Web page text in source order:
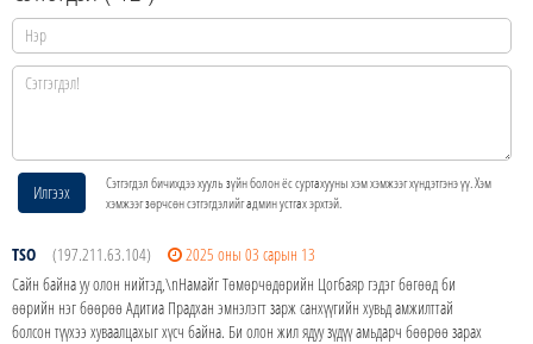
Илгээх
Сэтгэгдэл бичихдээ хууль зүйн болон ёс суртахууны хэм хэмжээг хүндэтгэнэ үү. Хэм
хэмжээг зөрчсөн сэтгэгдэлийг админ устгах эрхтэй.
TSO (197.211.63.104)
2025 оны 03 сарын 13
Сайн байна уу олон нийтэд,\nНамайг Төмөрчөдөрийн Цогбаяр гэдэг бөгөөд би
өөрийн нэг бөөрөө Адитиа Прадхан эмнэлэгт зарж санхүүгийн хувьд амжилттай
болсон түүхээ хуваалцахыг хүсч байна. Би олон жил ядуу зүдүү амьдарч бөөрөө зарах